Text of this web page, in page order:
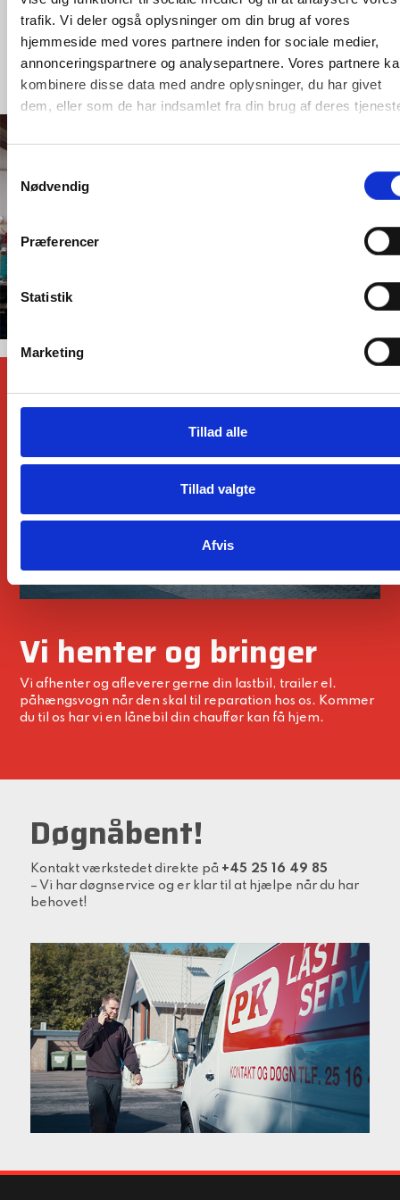
Samtykkevalg
Nødvendig
Præferencer
LÆS MERE HER
Vi henter og bringer
Vi afhenter og afleverer gerne din lastbil, trailer el.
påhængsvogn når den skal til reparation hos os. Kommer
du til os har vi en lånebil din chauffør kan få hjem.
Døgnåbent!
Kontakt værkstedet direkte på +45 25 16 49 85
– Vi har døgnservice og er klar til at hjælpe når du har
behovet!